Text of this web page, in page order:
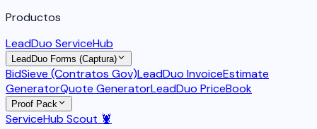
Productos
LeadDuo ServiceHub
LeadDuo Forms (Captura)
BidSieve (Contratos Gov)LeadDuo InvoiceEstimate
GeneratorQuote GeneratorLeadDuo PriceBook
Proof Pack
ServiceHub Scout 🦞